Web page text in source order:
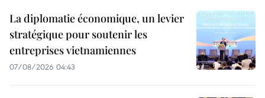
La diplomatie économique, un levier
stratégique pour soutenir les
entreprises vietnamiennes
07/08/2026 04:43